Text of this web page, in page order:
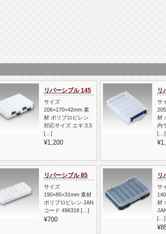
リバーシブル 145
サイズ
206×170×42mm 素
材 ポリプロピレン
対応サイズ エギ:3.5
[…]
¥1,200
リ
サ
材
内
[…]
リバーシブル 85
サイズ
190×85×31mm 素材
ポリプロピレン JAN
コード 496318 […]
¥700
リ
サ
材
[…]